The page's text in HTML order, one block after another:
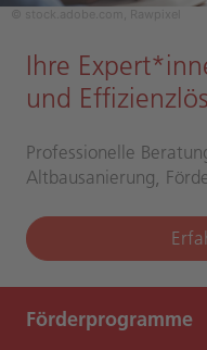
Ihre
und
Professionelle
Altbausanierung,
Förderprogramme